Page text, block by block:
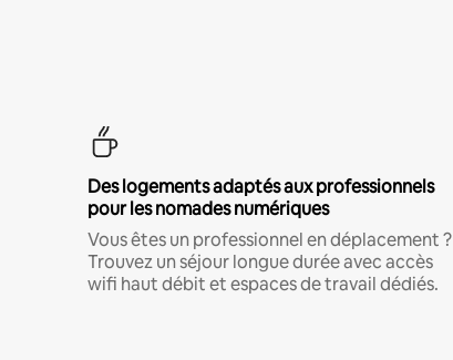
Des logements adaptés aux professionnels
pour les nomades numériques
Vous êtes un professionnel en déplacement ?
Trouvez un séjour longue durée avec accès
wifi haut débit et espaces de travail dédiés.